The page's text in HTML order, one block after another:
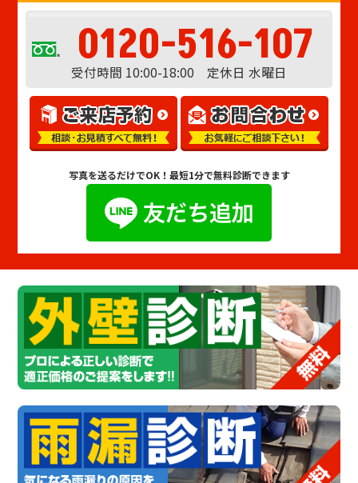
0120-516-107
受付時間 10:00-18:00 定休日 水曜日
写真を送るだけでOK！ 最短1分で無料診断できます